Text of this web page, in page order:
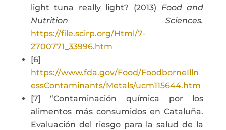
light tuna really light? (2013) Food and
Nutrition Sciences.
https://file.scirp.org/Html/7-
2700771_33996.htm
[6]
https://www.fda.gov/Food/FoodborneIlln
essContaminants/Metals/ucm115644.htm
[7] “Contaminación química por los
alimentos más consumidos en Cataluña.
Evaluación del riesgo para la salud de la